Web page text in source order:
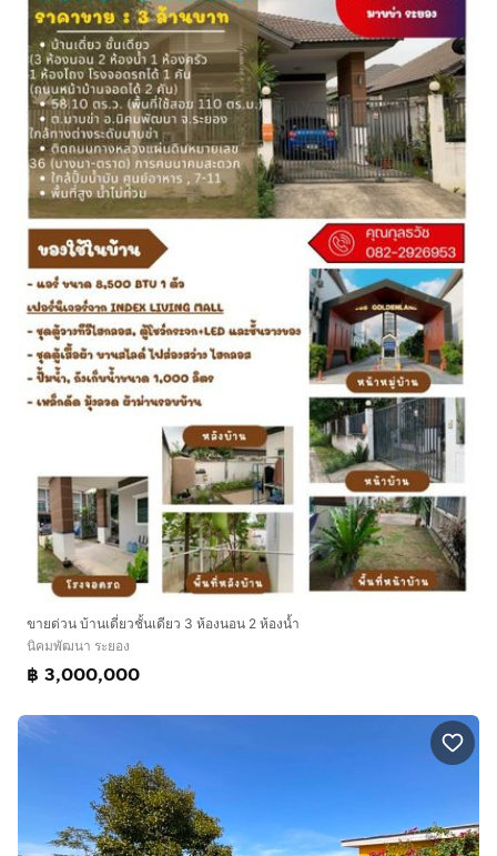
ขายด่วน บ้านเดี่ยวชั้นเดียว 3 ห้องนอน 2 ห้องน้ำ
นิคมพัฒนา ระยอง
฿ 3,000,000